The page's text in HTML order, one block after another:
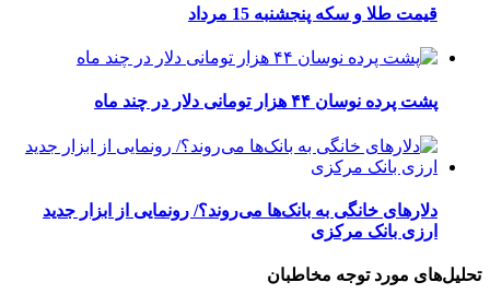
قیمت طلا و سکه پنجشنبه 15 مرداد
پشت پرده نوسان ۴۴ هزار تومانی دلار در چند ماه
دلارهای خانگی به بانک‌ها می‌روند؟/ رونمایی از ابزار جدید
ارزی بانک مرکزی
تحلیل‌های مورد توجه مخاطبان